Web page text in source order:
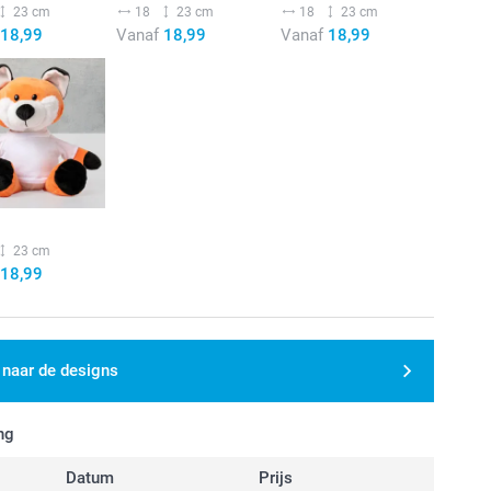
23 cm 18 23 cm
Vanaf 18,99
18 23 cm
Vanaf18,99
23 cm
naar de designs
Datum Prijs